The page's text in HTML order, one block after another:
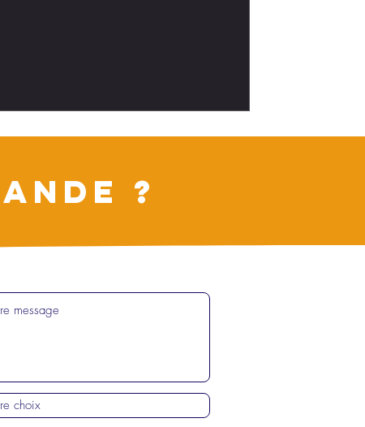
?